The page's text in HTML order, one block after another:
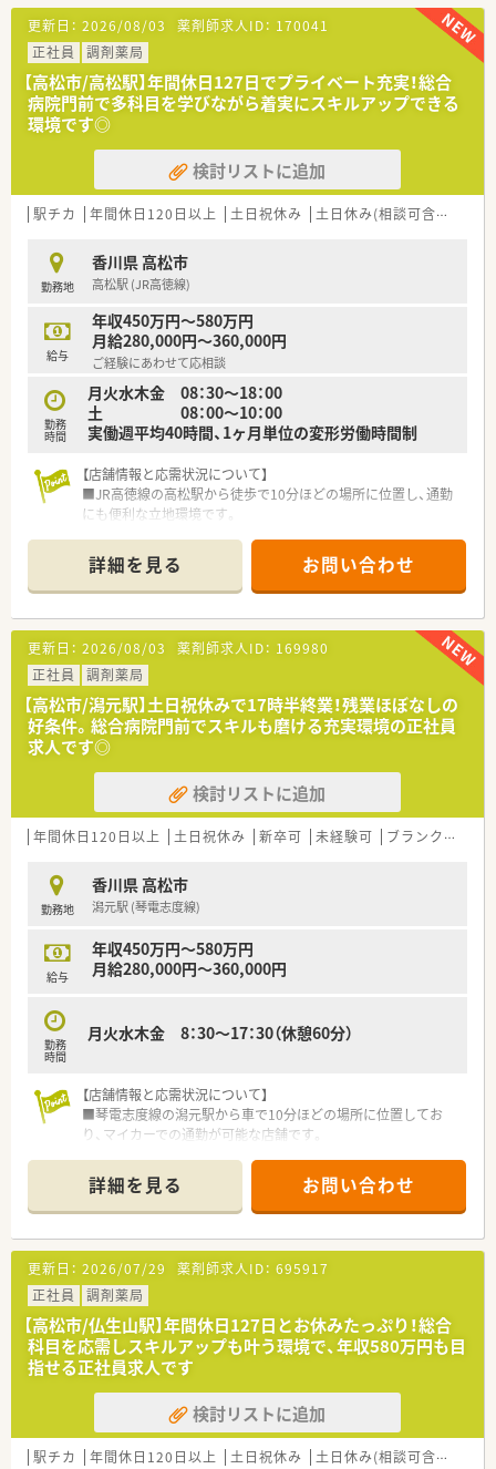
更新日： 2026/08/03 薬剤師求人ID： 170041
正社員
調剤薬局
【高松市/高松駅】年間休日127日でプライベート充実！総合
病院門前で多科目を学びながら着実にスキルアップできる
環境です◎
検討リストに追加
駅チカ 年間休日120日以上 土日祝休み 土日休み(相談可含む)
勤務地
香川県 高松市
高松駅 (JR高徳線)
給与
年収450万円～580万円
月給280,000円～360,000円
ご経験にあわせて応相談
勤務
時間
月火水木金 08：30～18：00
土 08：00～10：00
実働週平均40時間、1ヶ月単位の変形労働時間制
【店舗情報と応需状況について】
■JR高徳線の高松駅から徒歩で10分ほどの場所に位置し、通勤
にも便利な立地環境です。
需し、幅広い知識が身につきます。
■薬剤師は4名、事務員は3名在籍しており、手厚い人員体制で協
力して業務を行っています。
【募集背景と求める人物像について】
■体制強化に伴う増員募集を行っており、チームワークを大切に
できる方を歓迎しています。
■若手の方であれば経験が浅くても相談可能で、意欲的に学ぶ姿
勢を重視した採用方針です。
■社会人としての素養を持ち、おもてなしの心で患者様に接する
ことができる方を求めています。
【想定される業務内容】
■多岐にわたる診療科の処方箋に基づき、調剤業務や監査、丁寧
な服薬指導を担当します。
がいのある業務内容です。
■採用品目数が1200以上と多く、最新の医薬品知識を日常業務
の中で習得できる環境です。
【こんな方が活躍中】
■子育てと仕事を両立させている薬剤師が多く、産休や育休から
ながら生き生きと活躍しています。
詳細を見る お問い合わせ
更新日： 2026/08/03 薬剤師求人ID： 169980
正社員
調剤薬局
【高松市/潟元駅】土日祝休みで17時半終業！残業ほぼなしの
好条件。総合病院門前でスキルも磨ける充実環境の正社員
求人です◎
検討リストに追加
年間休日120日以上 土日祝休み 新卒可 未経験可 ブランク可
勤務地
香川県 高松市
潟元駅 (琴電志度線)
給与
年収450万円～580万円
月給280,000円～360,000円
勤務
時間
月火水木金 8：30～17：30（休憩60分）
【店舗情報と応需状況について】
■琴電志度線の潟元駅から車で10分ほどの場所に位置してお
り、マイカーでの通勤が可能な店舗です。
療科の処方箋を応需しています。
■1日平均100枚程度の処方箋を薬剤師4名と事務員2名の体制で
対応し、協力体制があります。
【法人特徴について】
■中部圏でトップクラスのシェアを誇り、調剤過誤防止システム
を全店に導入して安全を守っています。
■子育てサポート企業の証である「くるみんマーク」を連続して
取得しており、働きやすさが自慢です。
■地域基幹病院の門前展開を強みとし、高度な医療知識を習得で
きる環境を全社的に提供しています。
【勤務実態について】
■残業はほとんど発生しない環境であり、ワークライフバランス
を重視したい方に最適な職場です。
詳細を見る お問い合わせ
更新日： 2026/07/29 薬剤師求人ID： 695917
正社員
調剤薬局
【高松市/仏生山駅】年間休日127日とお休みたっぷり！総合
科目を応需しスキルアップも叶う環境で、年収580万円も目
指せる正社員求人です
検討リストに追加
駅チカ 年間休日120日以上 土日祝休み 土日休み(相談可含む)